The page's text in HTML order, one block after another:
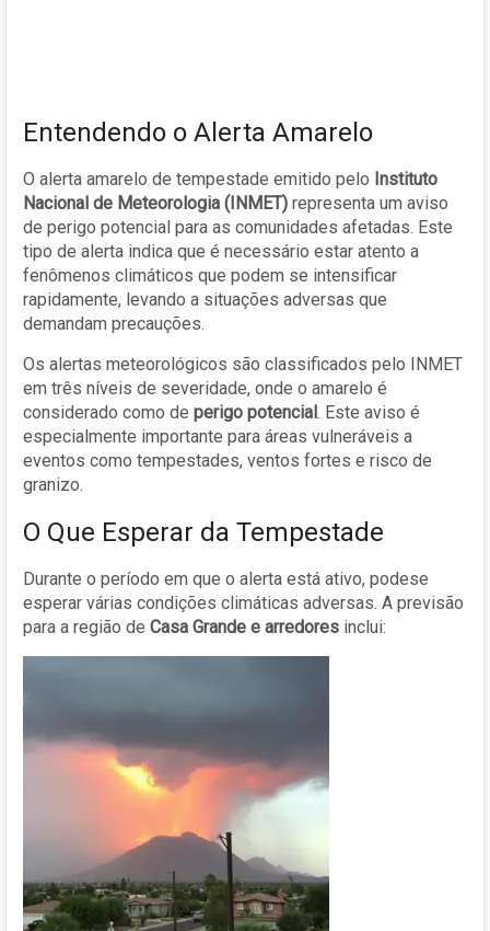
Entendendo o Alerta Amarelo
O alerta amarelo de tempestade emitido pelo Instituto
Nacional de Meteorologia (INMET) representa um aviso
de perigo potencial para as comunidades afetadas. Este
tipo de alerta indica que é necessário estar atento a
fenômenos climáticos que podem se intensificar
rapidamente, levando a situações adversas que
demandam precauções.
Os alertas meteorológicos são classificados pelo INMET
em três níveis de severidade, onde o amarelo é
considerado como de perigo potencial. Este aviso é
especialmente importante para áreas vulneráveis a
eventos como tempestades, ventos fortes e risco de
granizo.
O Que Esperar da Tempestade
Durante o período em que o alerta está ativo, podese
esperar várias condições climáticas adversas. A previsão
para a região de Casa Grande e arredores inclui: